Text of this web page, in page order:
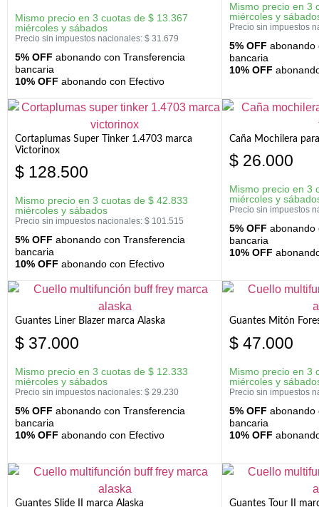
Mismo precio en 3 cuotas de $ 13.367
miércoles y sábados
Precio sin impuestos nacionales: $ 31.679
5% OFF abonando con Transferencia
bancaria
10% OFF abonando con Efectivo
Mismo precio en 3
miércoles y
Precio sin impuestos
5% OFF abonando
bancaria
10% OFF
Cortaplumas Super Tinker 1.4703 marca
Victorinox
$ 128.500
Mismo precio en 3 cuotas de $ 42.833
miércoles y sábados
Precio sin impuestos nacionales: $ 101.515
5% OFF abonando con Transferencia
bancaria
10% OFF abonando con Efectivo
Caña Mochilera
$ 26.000
Mismo precio en 3
miércoles y
Precio sin impuestos
5% OFF abonando
bancaria
10% OFF
Guantes Liner Blazer marca Alaska
$ 37.000
Mismo precio en 3 cuotas de $ 12.333
miércoles y sábados
Precio sin impuestos nacionales: $ 29.230
5% OFF abonando con Transferencia
bancaria
10% OFF abonando con Efectivo
Guantes Mitón
$ 47.000
Mismo precio en 3
miércoles y
Precio sin impuestos
5% OFF abonando
bancaria
10% OFF
Guantes Slide II marca Alaska Guantes Tour II